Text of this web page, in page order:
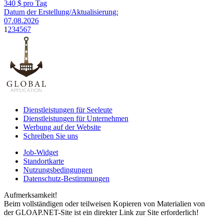
340 $ pro Tag
Datum der Erstellung/Aktualisierung:
07.08.2026
1 234567
Dienstleistungen für Seeleute
Dienstleistungen für Unternehmen
Werbung auf der Website
Schreiben Sie uns
Job-Widget
Standortkarte
Nutzungsbedingungen
Datenschutz-Bestimmungen
Aufmerksamkeit!
Beim vollständigen oder teilweisen Kopieren von Materialien von
der GLOAP.NET-Site ist ein direkter Link zur Site erforderlich!